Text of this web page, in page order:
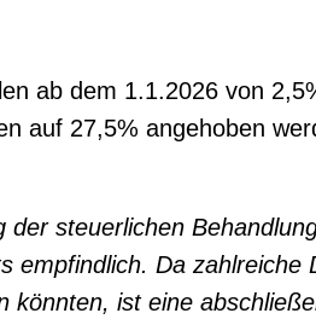
ab dem 1.1.2026 von
auf 27,5% angehoben
steuerlichen
Da
ist eine